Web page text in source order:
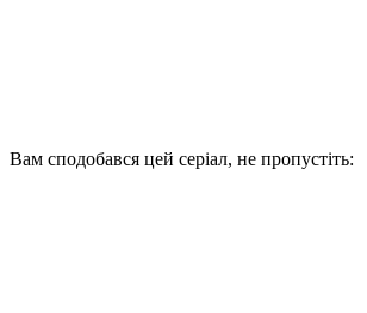
Вам сподобався цей серіал, не пропустіть: